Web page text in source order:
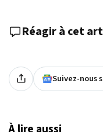
Réagir à cet
Suivez-nous